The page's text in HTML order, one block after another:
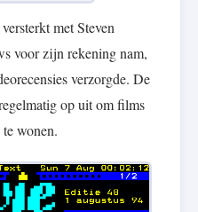
met Steven
voor zijn rekening nam,
verzorgde. De
op uit om films
wonen.